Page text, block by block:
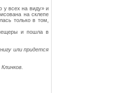
у всех на виду» и
на склепе
только в том,
и пошла в
или придется